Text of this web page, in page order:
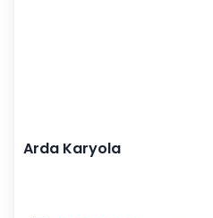
Arda Karyola